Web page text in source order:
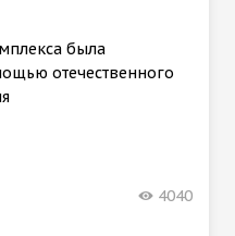
была
отечественного
4040